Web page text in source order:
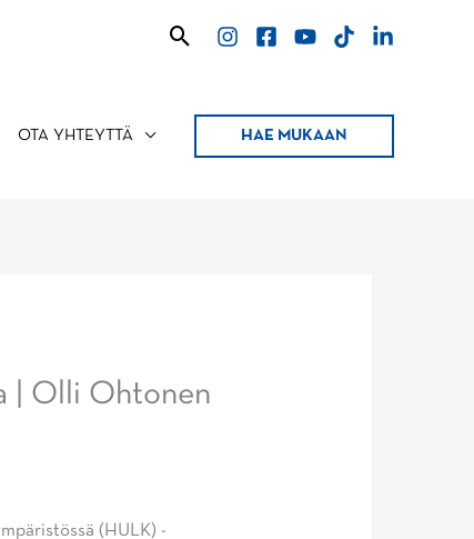
Hae
OTA YHTEYTTÄ HAE MUKAAN
| Olli Ohtonen
(HULK) -